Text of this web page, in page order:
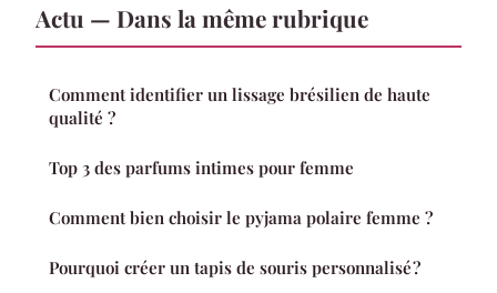
Actu — Dans la même rubrique
Comment identifier un lissage brésilien de haute
qualité ?
Top 3 des parfums intimes pour femme
Comment bien choisir le pyjama polaire femme ?
Pourquoi créer un tapis de souris personnalisé ?